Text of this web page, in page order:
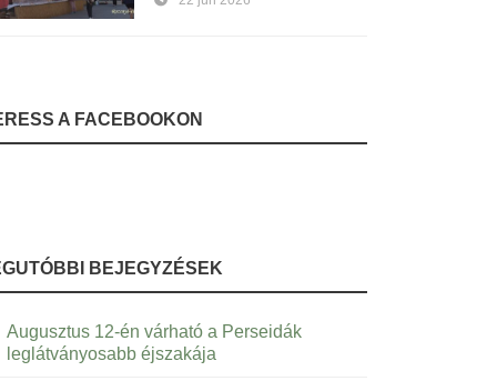
A FACEBOOKON
BEJEGYZÉSEK
Augusztus 12-én várható a Perseidák
leglátványosabb éjszakája